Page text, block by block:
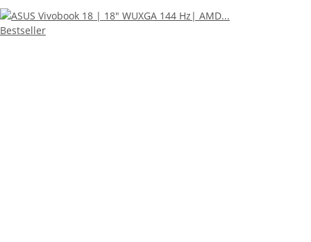
Bestseller